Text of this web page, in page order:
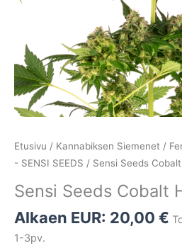
Etusivu / Kannabiksen Siemenet /
- SENSI SEEDS / Sensi Seeds
Sensi Seeds Cobalt
Alkaen EUR: 20,00 €
1-3pv.